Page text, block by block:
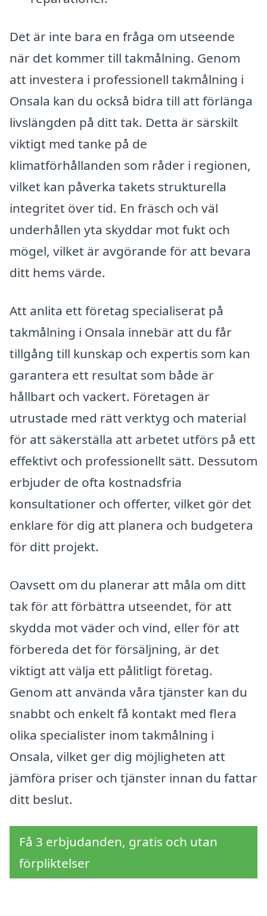
Det är inte bara en fråga om utseende
när det kommer till takmålning. Genom
att investera i professionell takmålning i
Onsala kan du också bidra till att förlänga
livslängden på ditt tak. Detta är särskilt
viktigt med tanke på de
klimatförhållanden som råder i regionen,
vilket kan påverka takets strukturella
integritet över tid. En fräsch och väl
underhållen yta skyddar mot fukt och
mögel, vilket är avgörande för att bevara
ditt hems värde.
Att anlita ett företag specialiserat på
takmålning i Onsala innebär att du får
tillgång till kunskap och expertis som kan
garantera ett resultat som både är
hållbart och vackert. Företagen är
utrustade med rätt verktyg och material
för att säkerställa att arbetet utförs på ett
effektivt och professionellt sätt. Dessutom
erbjuder de ofta kostnadsfria
konsultationer och offerter, vilket gör det
enklare för dig att planera och budgetera
för ditt projekt.
Oavsett om du planerar att måla om ditt
tak för att förbättra utseendet, för att
skydda mot väder och vind, eller för att
förbereda det för försäljning, är det
viktigt att välja ett pålitligt företag.
Genom att använda våra tjänster kan du
snabbt och enkelt få kontakt med flera
olika specialister inom takmålning i
Onsala, vilket ger dig möjligheten att
jämföra priser och tjänster innan du fattar
ditt beslut.
Få 3 erbjudanden, gratis och utan
förpliktelser